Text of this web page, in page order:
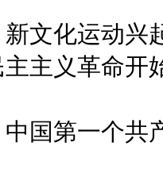
化运动兴
主义革命开
第一个共